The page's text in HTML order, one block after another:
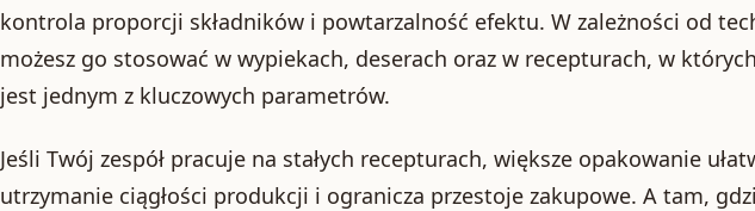
kontrola proporcji składników i powtarzalność efektu. W zależności od
możesz go stosować w wypiekach, deserach oraz w recepturach, w
jest jednym z kluczowych parametrów.
Jeśli Twój zespół pracuje na stałych recepturach, większe opakowanie
utrzymanie ciągłości produkcji i ogranicza przestoje zakupowe. A tam,